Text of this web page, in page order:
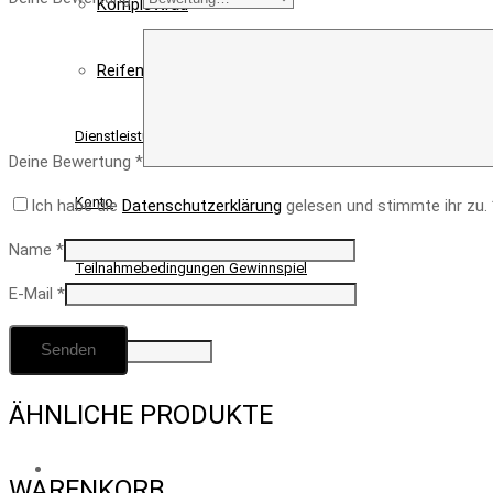
Komplettrad
Reifen
Dienstleistung
Konto
Teilnahmebedingungen Gewinnspiel
Produkt wurde zum Warenkorb hinzugefügt
Deine Bewertung *
Ich habe die Datenschutzerklärung gelesen und stimmte ihr zu.
Name *
E-Mail *
ÄHNLICHE PRODUKTE